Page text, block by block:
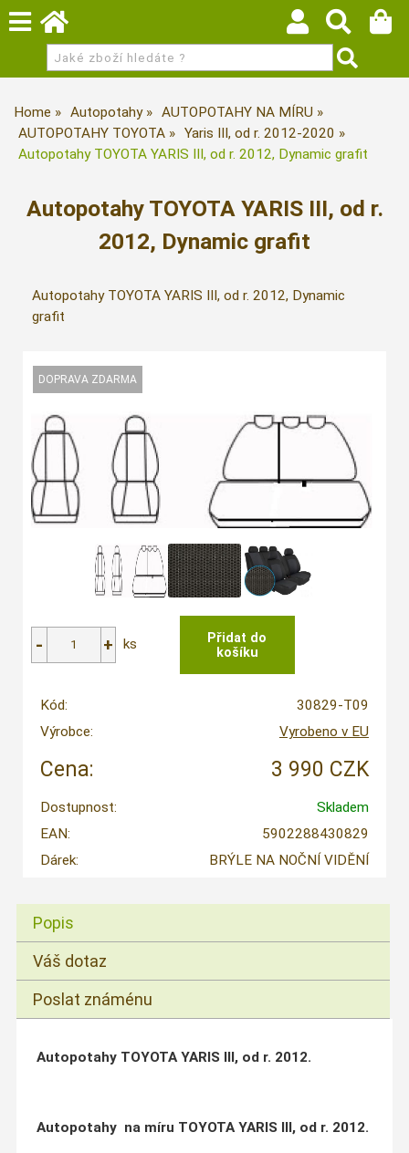
Home Autopotahy
AUTOPOTAHY NA MÍRU
AUTOPOTAHY TOYOTA
Yaris III, od r. 2012-2020
Autopotahy TOYOTA YARIS III, od r. 2012, Dynamic grafit
Autopotahy TOYOTA YARIS III, od r.
2012, Dynamic grafit
Autopotahy TOYOTA YARIS III, od r. 2012, Dynamic
grafit
ks
Kód:
30829-T09
Výrobce:
Vyrobeno v EU
Cena: 3 990 CZK
Dostupnost:
Skladem
EAN:
5902288430829
Dárek:
BRÝLE NA NOČNÍ VIDĚNÍ
Popis
Váš dotaz
Poslat známénu
Autopotahy TOYOTA YARIS III, od r. 2012.
Autopotahy na míru TOYOTA YARIS III, od r. 2012.